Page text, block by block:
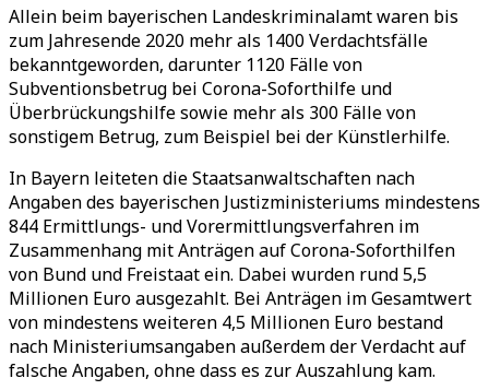
Allein beim bayerischen Landeskriminalamt waren bis
zum Jahresende 2020 mehr als 1400 Verdachtsfälle
bekanntgeworden, darunter 1120 Fälle von
Subventionsbetrug bei Corona-Soforthilfe und
Überbrückungshilfe sowie mehr als 300 Fälle von
sonstigem Betrug, zum Beispiel bei der Künstlerhilfe.
In Bayern leiteten die Staatsanwaltschaften nach
Angaben des bayerischen Justizministeriums mindestens
844 Ermittlungs- und Vorermittlungsverfahren im
Zusammenhang mit Anträgen auf Corona-Soforthilfen
von Bund und Freistaat ein. Dabei wurden rund 5,5
Millionen Euro ausgezahlt. Bei Anträgen im Gesamtwert
von mindestens weiteren 4,5 Millionen Euro bestand
nach Ministeriumsangaben außerdem der Verdacht auf
falsche Angaben, ohne dass es zur Auszahlung kam.